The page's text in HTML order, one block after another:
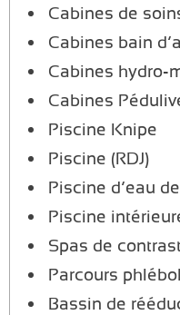
Cabines de
Cabines bain
Cabines hydro-
Cabines
Piscine Knipe
Piscine (RDJ)
Piscine d’eau
Piscine
Spas de
Parcours
Bassin de